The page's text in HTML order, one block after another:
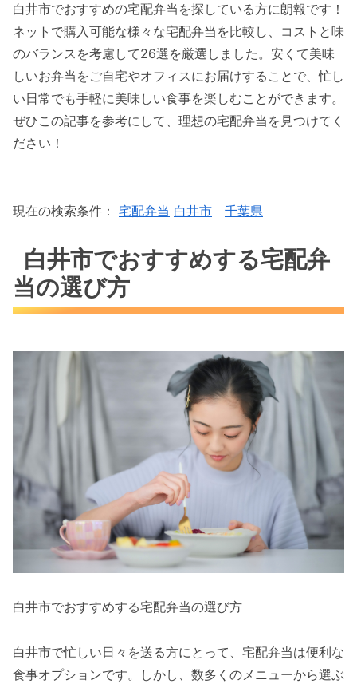
白井市でおすすめの宅配弁当を探している方に朗報です！
ネットで購入可能な様々な宅配弁当を比較し、コストと味
のバランスを考慮して26選を厳選しました。安くて美味
しいお弁当をご自宅やオフィスにお届けすることで、忙し
い日常でも手軽に美味しい食事を楽しむことができます。
ぜひこの記事を参考にして、理想の宅配弁当を見つけてく
ださい！
現在の検索条件： 宅配弁当 白井市 千葉県
白井市でおすすめする宅配弁
当の選び方
白井市でおすすめする宅配弁当の選び方
白井市で忙しい日々を送る方にとって、宅配弁当は便利な
食事オプションです。しかし、数多くのメニューから選ぶ